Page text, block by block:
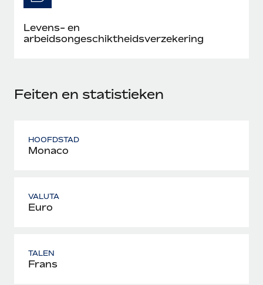
Levens- en
arbeidsongeschiktheidsverzekering
Feiten en statistieken
HOOFDSTAD
Monaco
VALUTA
Euro
TALEN
Frans